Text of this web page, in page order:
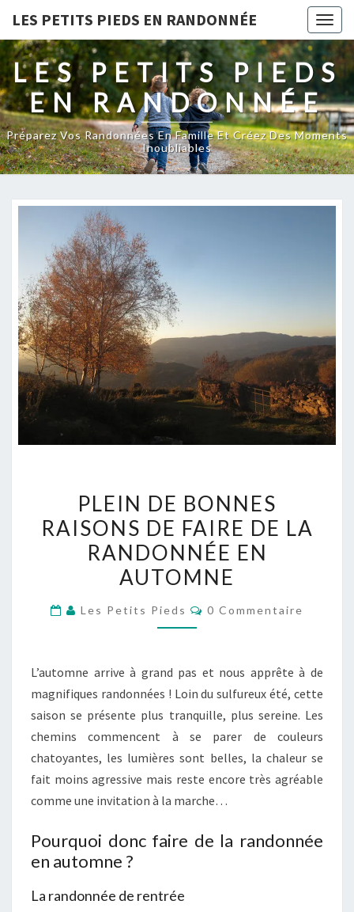
LES PETITS PIEDS EN RANDONNÉE
LES PETITS PIEDS
EN RANDONNÉE
Préparez Vos Randonnées En Famille Et Créez Des Moments
Inoubliables
DE
BONNES
RAISONS
DE
DE
EN
AUTOMNE
PLEIN DE BONNES
RAISONS DE FAIRE DE LA
RANDONNÉE EN
AUTOMNE
Les Petits Pieds Commentaires
0 Commentaire
L’automne arrive à grand pas et nous apprête à de
magnifiques randonnées ! Loin du sulfureux été, cette
saison se présente plus tranquille, plus sereine. Les
chemins commencent à se parer de couleurs
chatoyantes, les lumières sont belles, la chaleur se
fait moins agressive mais reste encore très agréable
comme une invitation à la marche…
Pourquoi donc faire de la randonnée
en automne ?
La randonnée de rentrée